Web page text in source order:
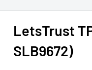
LetsTrust
SLB9672)